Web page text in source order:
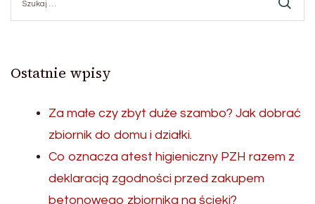
Ostatnie wpisy
Za małe czy zbyt duże szambo? Jak dobrać
zbiornik do domu i działki.
Co oznacza atest higieniczny PZH razem z
deklaracją zgodności przed zakupem
betonowego zbiornika na ścieki?